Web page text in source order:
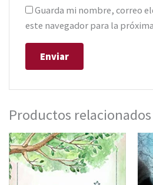
Guarda mi nombre, correo
este navegador para la
Productos relacionados